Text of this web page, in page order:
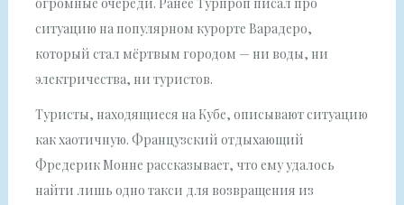
ситуацию на популярном курорте Варадеро,
который стал мёртвым городом — ни воды, ни
электричества, ни туристов.
Туристы, находящиеся на Кубе, описывают ситуацию
как хаотичную. Французский отдыхающий
Фредерик Монне рассказывает, что ему удалось
найти лишь одно такси для возвращения из